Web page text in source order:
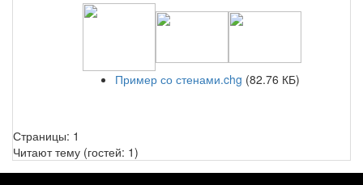
Пример со стенами.chg (82.76 КБ)
Страницы: 1
Читают тему (гостей: 1)